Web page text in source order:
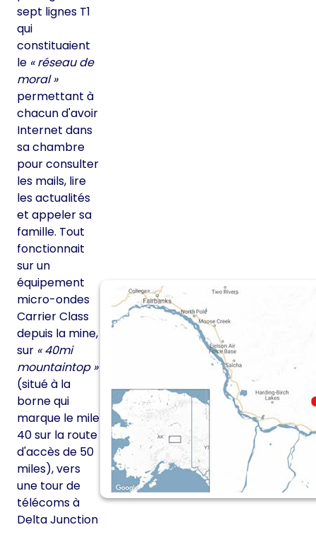
sept lignes T1
qui
constituaient
le « réseau de
moral »
permettant à
chacun d'avoir
Internet dans
sa chambre
pour consulter
les mails, lire
les actualités
et appeler sa
famille. Tout
fonctionnait
sur un
équipement
micro-ondes
Carrier Class
depuis la mine,
sur « 40mi
mountaintop »
(situé à la
borne qui
marque le mile
40 sur la route
d'accès de 50
miles), vers
une tour de
télécoms à
Delta Junction